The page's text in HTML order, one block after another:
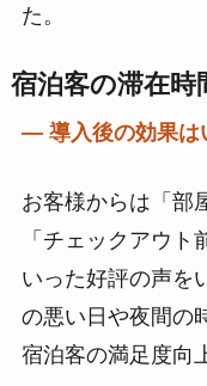
た。
宿泊客の滞在時
― 導入後の効果は
お客様からは「部
「チェックアウ
いった好評の声を
の悪い日や夜間の
宿泊客の満足度向